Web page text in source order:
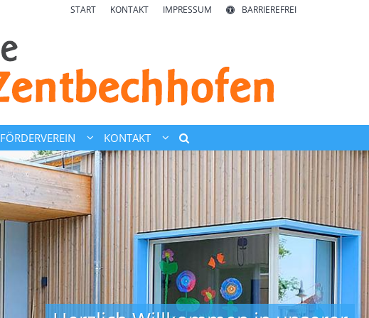
START KONTAKT IMPRESSUM BARRIEREFREI
FÖRDERVEREIN KONTAKT